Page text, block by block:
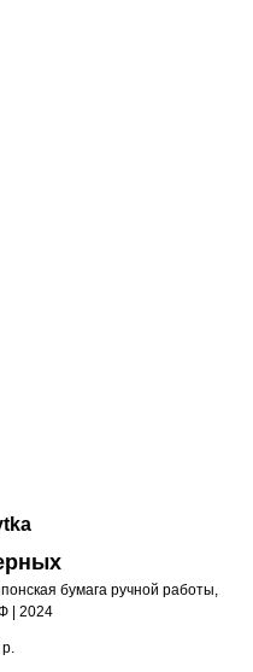
бумага ручной работы,
| 2024
р.